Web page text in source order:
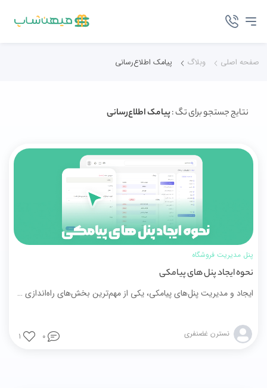
صفحه اصلی وبلاگ پیامک اطلاع‌رسانی
نتایج جستجو برای تگ :پیامک اطلاع‌رسانی
پنل مدیریت فروشگاه
نحوه ایجاد پنل های پیامکی
ایجاد و مدیریت پنل‌های پیامکی، یکی از مهم‌ترین بخش‌های راه‌اندازی و مدیریت فروشگاه اینترنتی است. کاربران فروشگاه شما در مراحل ثبت‌نام، ورود، فراموشی رمز عبور، ثبت سفارش، تغییر وضعیت سفارش و… نیاز دارند پیام‌های سیستمی را به‌صورت دقیق، سریع و قابل‌اعتماد دریافت کنند.
نسترن غضنفری 0
1